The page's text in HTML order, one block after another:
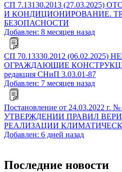
СП 7.13130.2013
И КОНДИЦИОНИРОВАНИЕ.
БЕЗОПАСНОСТИ
Добавлен: 8 месяцев назад
СП 70.13330.2012 (06.02.2025)
ОГРАЖДАЮЩИЕ КОНСТРУКЦИИ
редакция СНиП 3.03.01-87
Добавлен: 7 месяцев назад
Постановление от 24.03.2022 г.
УТВЕРЖДЕНИИ ПРАВИЛ
РЕАЛИЗАЦИИ
Добавлен: 6 дней назад
Последние новости